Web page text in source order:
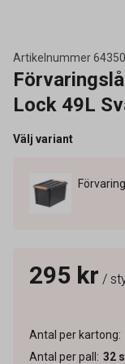
Artikelnummer
Lock 49L
Välj variant
295 kr /
Antal per kartong:
Antal per pall : 32